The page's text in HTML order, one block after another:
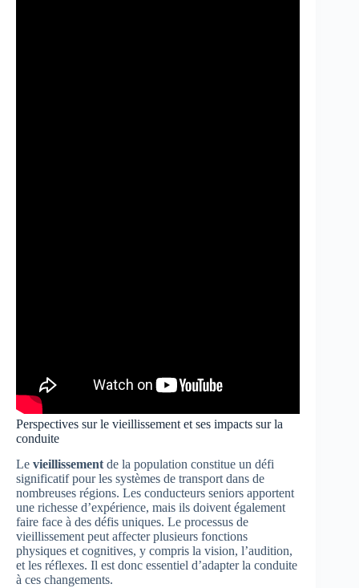
Perspectives sur le vieillissement et ses impacts sur la
conduite
Le vieillissementde la population constitue un défi
significatif pour les systèmes de transport dans de
nombreuses régions. Les conducteurs seniors apportent
une richesse d’expérience, mais ils doivent également
faire face à des défis uniques. Le processus de
vieillissement peut affecter plusieurs fonctions
physiques et cognitives, y compris la vision, l’audition,
et les réflexes. Il est donc essentiel d’adapter la conduite
à ces changements.